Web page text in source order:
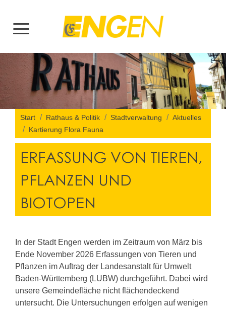
Start Rathaus & Politik Stadtverwaltung
Aktuelles
Kartierung Flora Fauna
ERFASSUNG VON TIEREN,
PFLANZEN UND
BIOTOPEN
In der Stadt Engen werden im Zeitraum von März bis
Ende November 2026 Erfassungen von Tieren und
Pflanzen im Auftrag der Landesanstalt für Umwelt
Baden-Württemberg (LUBW) durchgeführt. Dabei wird
unsere Gemeindefläche nicht flächendeckend
untersucht. Die Untersuchungen erfolgen auf wenigen